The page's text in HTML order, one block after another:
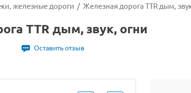
железные дороги / Железная дорога TTR дым,
TTR дым, звук, огни
Оставить отзыв